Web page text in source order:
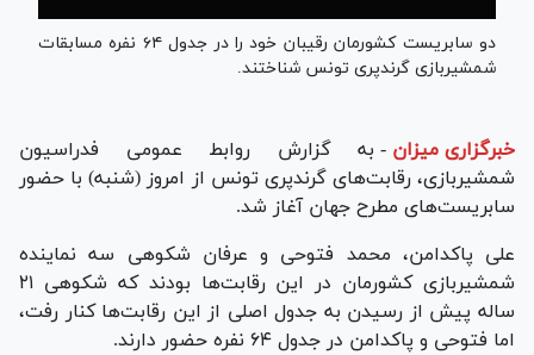
دو سابریست کشورمان رقیبان خود را در جدول ۶۴ نفره مسابقات
شمشیربازی گرندپری‌ تونس شناختند.
خبرگزاری میزان - به گزارش روابط عمومی فدراسیون
شمشیربازی، رقابت‌های گرندپری تونس از امروز (شنبه) با حضور
سابریست‌های مطرح جهان آغاز شد.
علی پاکدامن، محمد فتوحی و عرفان شکوهی سه نماینده
شمشیربازی کشورمان در این رقابت‌ها بودند که شکوهی ۲۱
ساله پیش از رسیدن به جدول اصلی از این رقابت‌ها کنار رفت،
اما فتوحی و پاکدامن در جدول ۶۴ نفره حضور دارند.